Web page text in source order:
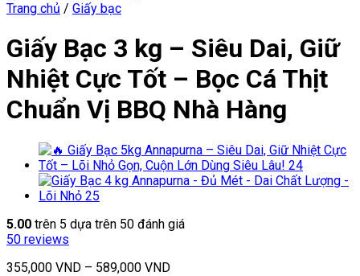
Trang chủ / Giấy bạc
Giấy Bạc 3 kg – Siêu Dai, Giữ
Nhiệt Cực Tốt – Bọc Cá Thịt
Chuẩn Vị BBQ Nhà Hàng
5.00 trên 5 dựa trên 50 đánh giá
50 reviews
355,000 VND – 589,000 VND